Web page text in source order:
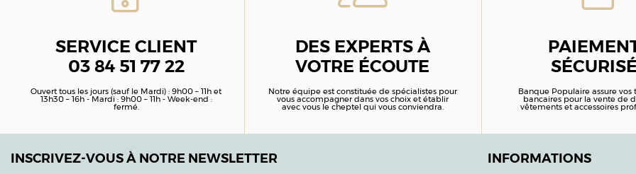
SERVICE CLIENT
03 84 51 77 22
Ouvert tous les jours (sauf le Mardi) : 9h00 – 11h et
13h30 – 16h - Mardi : 9h00 – 11h - Week-end :
fermé.
DES EXPERTS À
VOTRE ÉCOUTE
Notre équipe est constituée de spécialistes pour
vous accompagner dans vos choix et établir
avec vous le cheptel qui vous conviendra.
Banque Populaire assure vos
bancaires pour la vente de
vêtements et accessoires
INSCRIVEZ-VOUS À NOTRE NEWSLETTER INFORMATIONS